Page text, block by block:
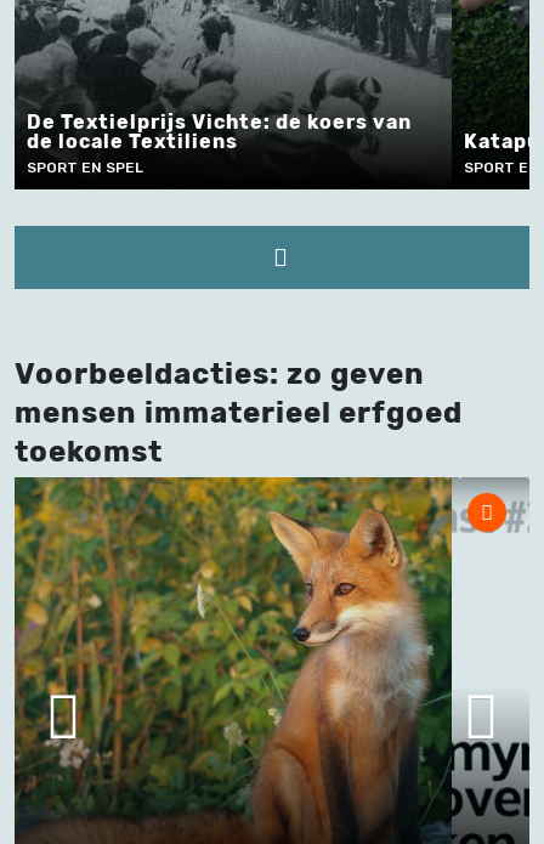
de koers van
Katapultschieten in Brugge
Voorbeeldacties: zo geven
mensen immaterieel erfgoed
toekomst